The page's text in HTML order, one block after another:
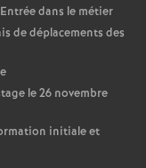
dans le métier
de déplacements des
le 26 novembre
initiale et